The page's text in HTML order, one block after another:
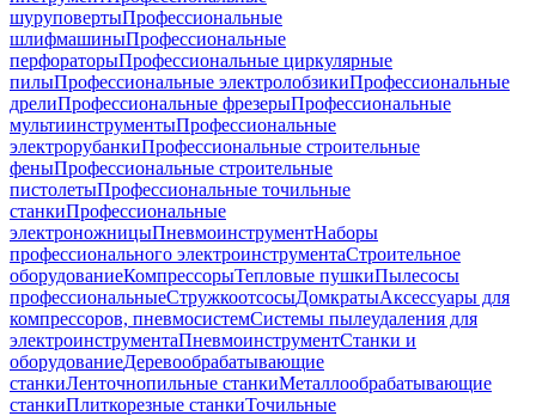
шуруповертыПрофессиональные
шлифмашиныПрофессиональные
перфораторыПрофессиональные циркулярные
пилыПрофессиональные электролобзикиПрофессиональные
дрелиПрофессиональные фрезерыПрофессиональные
мультиинструментыПрофессиональные
электрорубанкиПрофессиональные строительные
феныПрофессиональные строительные
пистолетыПрофессиональные точильные
станкиПрофессиональные
электроножницыПневмоинструментНаборы
профессионального электроинструментаСтроительное
оборудованиеКомпрессорыТепловые пушкиПылесосы
профессиональныеСтружкоотсосыДомкратыАксессуары для
компрессоров, пневмосистемСистемы пылеудаления для
электроинструментаПневмоинструментСтанки и
оборудованиеДеревообрабатывающие
станкиЛенточнопильные станкиМеталлообрабатывающие
станкиПлиткорезные станкиТочильные